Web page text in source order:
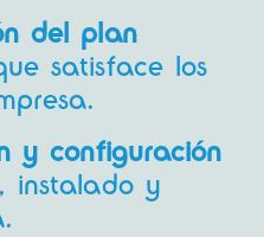
del plan
satisface los
y configuración
instalado y